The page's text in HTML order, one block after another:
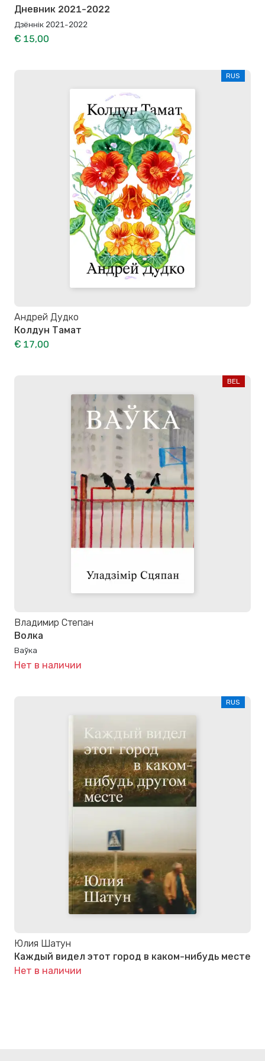
Дневник 2021-2022
Дзённiк 2021-2022
€ 15,00
RUS
Андрей Дудко
Колдун Тамат
€ 17,00
BEL
Владимир Степан
Волка
Ваўка
Нет в наличии
RUS
Юлия Шатун
Каждый видел этот город в каком-нибудь месте
Нет в наличии